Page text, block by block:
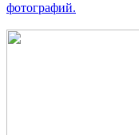
фотографий.